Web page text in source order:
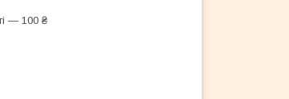
— 100 ₴